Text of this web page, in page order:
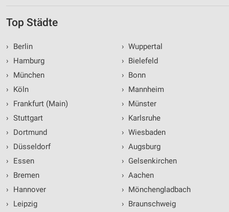
Top Städte
›
Berlin
›
Hamburg
›
München
›
Köln
›
Frankfurt (Main)
› Stuttgart
›
Dortmund
›
Düsseldorf
›
Essen
›
Bremen
›
Hannover
›
Leipzig
› Wuppertal
› Bielefeld
› Bonn
› Mannheim
› Münster
› Karlsruhe
› Wiesbaden
› Augsburg
› Gelsenkirchen
› Aachen
› Mönchengladbach
› Braunschweig